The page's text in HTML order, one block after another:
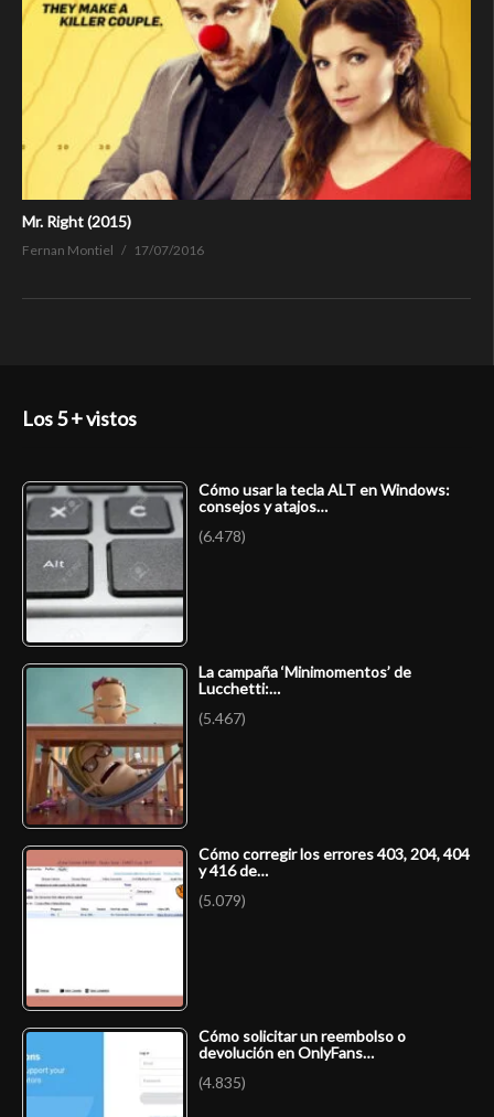
Mr. Right (2015)
Fernan Montiel 17/07/2016
Los 5 + vistos
Cómo usar la tecla ALT en Windows:
consejos y atajos…
(6.478)
La campaña ‘Minimomentos’ de
Lucchetti:…
(5.467)
Cómo corregir los errores 403, 204, 404
y 416 de…
(5.079)
Cómo solicitar un reembolso o
devolución en OnlyFans…
(4.835)